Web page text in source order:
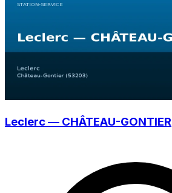
Leclerc — CHÂTEAU-GONTIER